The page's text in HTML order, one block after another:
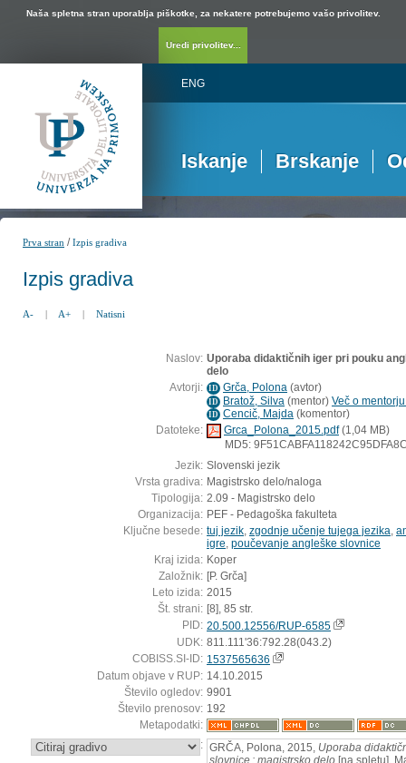
Naša spletna stran uporablja piškotke, za nekatere potrebujemo vašo privolitev.
Uredi privolitev...
ENG
Iskanje Brskanje
Prva stran /Izpis gradiva
Izpis gradiva
A- | A+ | Natisni
Naslov: Uporaba didaktičnih iger pri pouku
delo
Avtorji: ID Grča, Polona (avtor)
ID Bratož, Silva (mentor) Več o
ID Cencič, Majda (komentor)
Datoteke:
Grca_Polona_2015.pdf(1,04 MB)
MD5:
Jezik: Slovenski jezik
Vrsta gradiva: Magistrsko delo/naloga
Tipologija: 2.09 - Magistrsko delo
Organizacija: PEF - Pedagoška fakulteta
Ključne besede: tuj jezik zgodnje učenje tujega jezika
igre poučevanje angleške slovnice
Kraj izida: Koper
Založnik: [P. Grča]
Leto izida: 2015
Št. strani: [8], 85 str.
PID: 20.500.12556/RUP-6585
UDK: 811.111'36:792.28(043.2)
COBISS.SI-ID: 1537565636
Datum objave v RUP: 14.10.2015
Število ogledov: 9901
Število prenosov: 192
Metapodatki:
: GRČA, Polona, 2015, Uporaba
slovnice : magistrsko delo [na spletu].